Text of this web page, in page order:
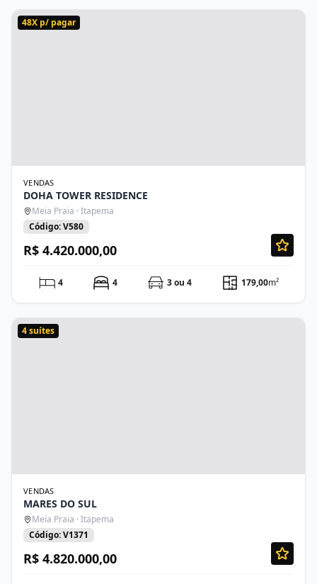
48X p/ pagar
VENDAS
DOHA TOWER RESIDENCE
Meia Praia · Itapema
Código: V580
R$ 4.420.000,00
4 4 3 ou 4 179,00m²
4 suítes
VENDAS
MARES DO SUL
Meia Praia · Itapema
Código: V1371
R$ 4.820.000,00